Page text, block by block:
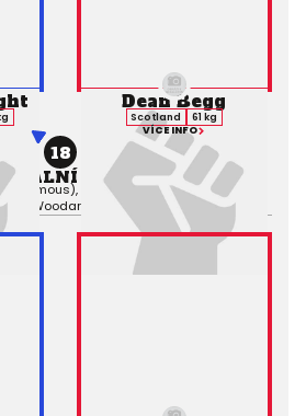
18
ZÁPAS MMA
3. kolo 5:00,Rozhodčí:
Mark
Woodard
Dean Begg
Scotland
61 kg
VÍCE INFO